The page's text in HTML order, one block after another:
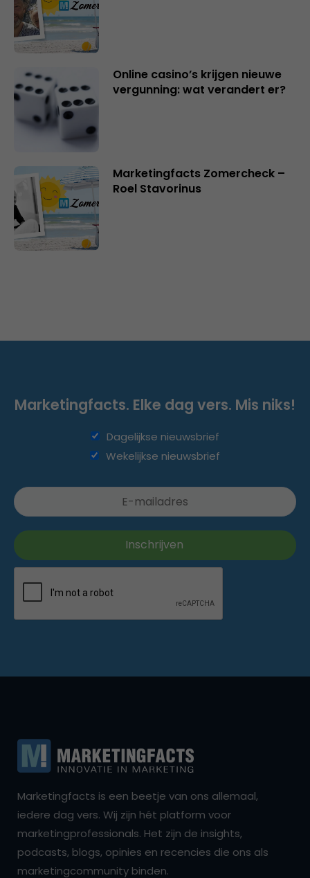
Online casino’s krijgen nieuwe
vergunning: wat verandert er?
Marketingfacts Zomercheck –
Roel Stavorinus
Marketingfacts. Elke dag vers. Mis niks!
Dagelijkse nieuwsbrief
Wekelijkse nieuwsbrief
Marketingfacts is een beetje van ons allemaal,
iedere dag vers. Wij zijn hét platform voor
marketingprofessionals. Het zijn de insights,
podcasts, blogs, opinies en recencies die ons als
marketingcommunity binden.